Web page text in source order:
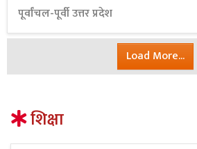
पूर्वांचल-पूर्वी उत्तर प्रदेश
Load More...
शिक्षा